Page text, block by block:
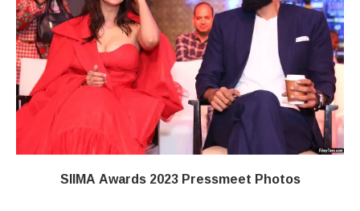
SIIMA Awards 2023 Pressmeet Photos